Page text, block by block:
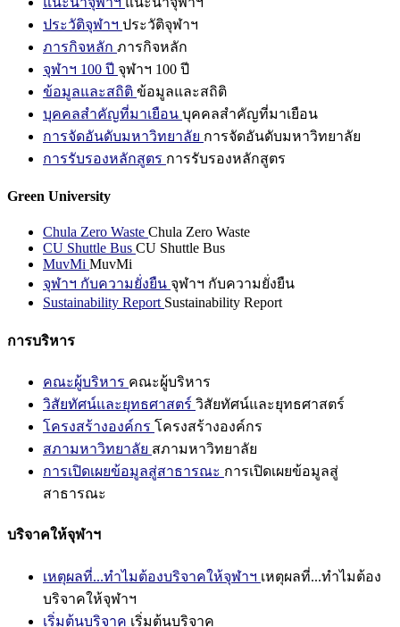
ประวัติจุฬาฯ ประวัติจุฬาฯ
ภารกิจหลัก ภารกิจหลัก
จุฬาฯ 100 ปี จุฬาฯ 100 ปี
ข้อมูลและสถิติ ข้อมูลและสถิติ
บุคคลสำคัญที่มาเยือน บุคคลสำคัญที่มาเยือน
การจัดอันดับมหาวิทยาลัย การจัดอันดับมหาวิทยาลัย
การรับรองหลักสูตร การรับรองหลักสูตร
Green University
Chula Zero Waste Chula Zero Waste
CU Shuttle Bus CU Shuttle Bus
MuvMi MuvMi
จุฬาฯ กับความยั่งยืน จุฬาฯ กับความยั่งยืน
Sustainability Report Sustainability Report
การบริหาร
คณะผู้บริหาร คณะผู้บริหาร
วิสัยทัศน์และยุทธศาสตร์ วิสัยทัศน์และยุทธศาสตร์
โครงสร้างองค์กร โครงสร้างองค์กร
สภามหาวิทยาลัย สภามหาวิทยาลัย
การเปิดเผยข้อมูลสู่สาธารณะ การเปิดเผยข้อมูลสู่
สาธารณะ
บริจาคให้จุฬาฯ
เหตุผลที่...ทำไมต้องบริจาคให้จุฬาฯ เหตุผลที่...ทำไมต้อง
บริจาคให้จุฬาฯ
เริ่มต้นบริจาค เริ่มต้นบริจาค